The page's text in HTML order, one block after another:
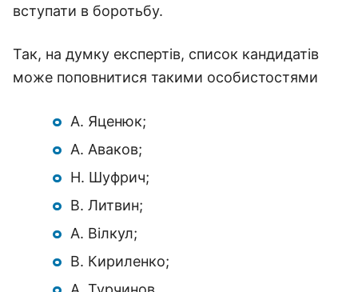
вступати в боротьбу.
Так, на думку експертів, список кандидатів
може поповнитися такими особистостями
А. Яценюк;
А. Аваков;
Н. Шуфрич;
В. Литвин;
А. Вілкул;
В. Кириленко;